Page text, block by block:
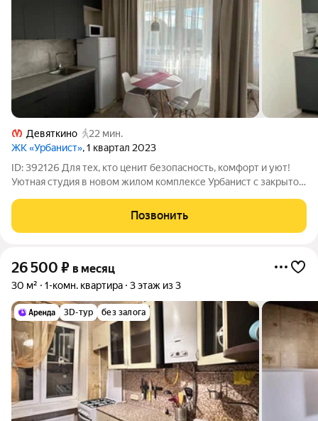
Девяткино
22 мин.
ЖК «Урбанист», 1 квартал 2023
ID: 392126 Для тех, кто ценит безопасность, комфорт и уют!
Уютная студия в новом жилом комплексе Урбанист с закрытой,
комфортного проживания: кухонный гарнитур с
холодильником, стиральной
Позвонить
26 500 ₽ в месяц
30 м² 1-комн. квартира 3 этаж из 3
3D-тур без залога